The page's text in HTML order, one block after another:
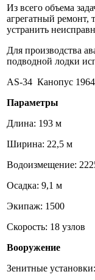
Из всего объема
агрегатный ремонт,
устранить
Для производства
подводной лодки
AS-34 Канопус
Параметры
Длина: 193 м
Ширина: 22,5 м
Водоизмещение:
Осадка: 9,1 м
Экипаж: 1500
Скорость: 18 узлов
Вооружение
Зенитные